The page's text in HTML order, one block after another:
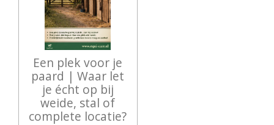
Een plek voor je
paard | Waar let
je écht op bij
weide, stal of
complete locatie?